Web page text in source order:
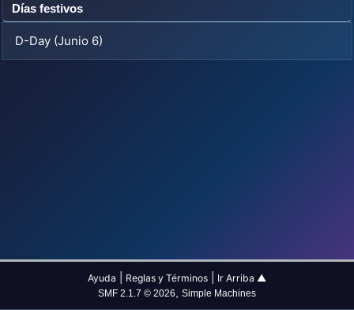
Días festivos
D-Day (Junio 6)
Ayuda Reglas y Términos Ir Arriba ▲
SMF 2.1.7 © 2026, Simple Machines